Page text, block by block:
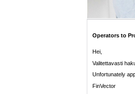
Operators to
Hei,
Valitettavasti
Unfortunately
FinVector